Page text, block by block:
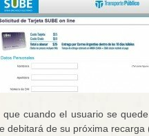
cuando el usuario se
debitará de su próxima